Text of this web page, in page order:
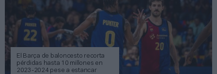
El Barça de baloncesto recorta
pérdidas hasta 10 millones en
2023-2024 pese a estancar